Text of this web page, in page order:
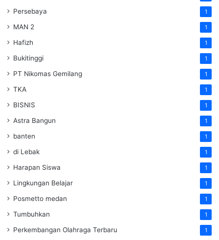
Persebaya 1
MAN 2 1
Hafizh 1
Bukitinggi 1
PT Nikomas Gemilang 1
TKA 1
BISNIS 1
Astra Bangun 1
banten 1
di Lebak 1
Harapan Siswa 1
Lingkungan Belajar 1
Posmetto medan 1
Tumbuhkan 1
Perkembangan Olahraga Terbaru 1